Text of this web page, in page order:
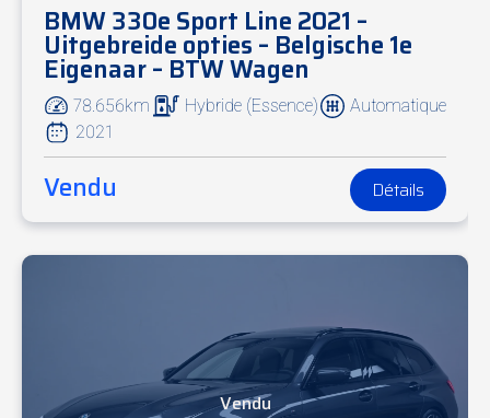
BMW 330e Sport Line 2021 –
Uitgebreide opties – Belgische 1e
Eigenaar – BTW Wagen
78.656km Hybride (Essence)
Automatique
2021
Vendu Détails
Vendu